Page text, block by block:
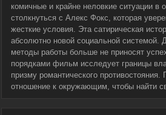
комичные и крайне неловкие ситуации в
столкнуться с Алекс Фокс, которая
жесткие условия. Эта сатирическая
абсолютно новой социальной системой.
методы работы больше не приносят
порядками фильм исследует границы
призму романтического
отношение к окружающим, чтобы найти